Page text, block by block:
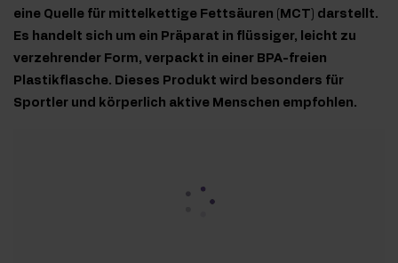
eine Quelle für mittelkettige Fettsäuren (MCT) darstellt.
Es handelt sich um ein Präparat in flüssiger, leicht zu
verzehrender Form, verpackt in einer BPA-freien
Plastikflasche. Dieses Produkt wird besonders für
Sportler und körperlich aktive Menschen empfohlen.